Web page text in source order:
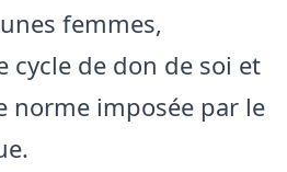
femmes,
cycle de don de soi et
norme imposée par le